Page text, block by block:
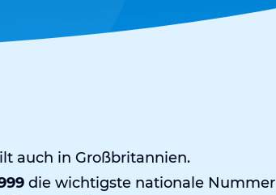
auch in Großbritannien.
die wichtigste nationale Nummer